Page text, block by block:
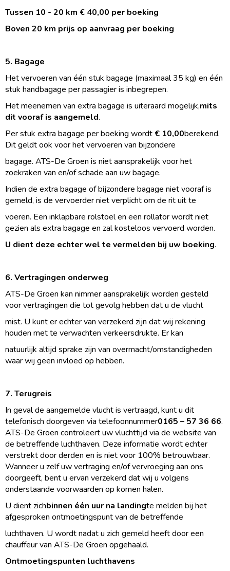
Tussen 10 - 20 km € 40,00 per boeking
Boven 20 km prijs op aanvraag per boeking
5. Bagage
Het vervoeren van één stuk bagage (maximaal 35 kg) en één
stuk handbagage per passagier is inbegrepen.
Het meenemen van extra bagage is uiteraard mogelijk,mits
dit vooraf is aangemeld.
Per stuk extra bagage per boeking wordt € 10,00berekend.
Dit geldt ook voor het vervoeren van bijzondere
bagage. ATS-De Groen is niet aansprakelijk voor het
zoekraken van en/of schade aan uw bagage.
Indien de extra bagage of bijzondere bagage niet vooraf is
gemeld, is de vervoerder niet verplicht om de rit uit te
voeren. Een inklapbare rolstoel en een rollator wordt niet
gezien als extra bagage en zal kosteloos vervoerd worden.
U dient deze echter wel te vermelden bij uw boeking.
6. Vertragingen onderweg
ATS-De Groen kan nimmer aansprakelijk worden gesteld
voor vertragingen die tot gevolg hebben dat u de vlucht
mist. U kunt er echter van verzekerd zijn dat wij rekening
houden met te verwachten verkeersdrukte. Er kan
natuurlijk altijd sprake zijn van overmacht/omstandigheden
waar wij geen invloed op hebben.
7. Terugreis
In geval de aangemelde vlucht is vertraagd, kunt u dit
telefonisch doorgeven via telefoonnummer0165 – 57 36 66.
ATS-De Groen controleert uw vluchttijd via de website van
de betreffende luchthaven. Deze informatie wordt echter
verstrekt door derden en is niet voor 100% betrouwbaar.
Wanneer u zelf uw vertraging en/of vervroeging aan ons
doorgeeft, bent u ervan verzekerd dat wij u volgens
onderstaande voorwaarden op komen halen.
U dient zichbinnen één uur na landingte melden bij het
afgesproken ontmoetingspunt van de betreffende
luchthaven. U wordt nadat u zich gemeld heeft door een
chauffeur van ATS-De Groen opgehaald.
Ontmoetingspunten luchthavens